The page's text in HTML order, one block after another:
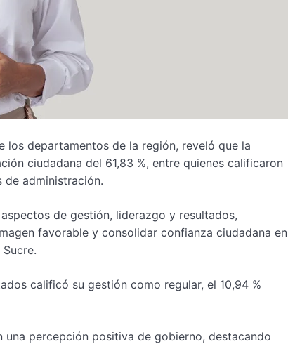
los departamentos de la región, reveló que la
ciudadana del 61,83 %, entre quienes calificaron
de administración.
de gestión, liderazgo y resultados,
favorable y consolidar confianza ciudadana en
calificó su gestión como regular, el 10,94 %
percepción positiva de gobierno, destacando